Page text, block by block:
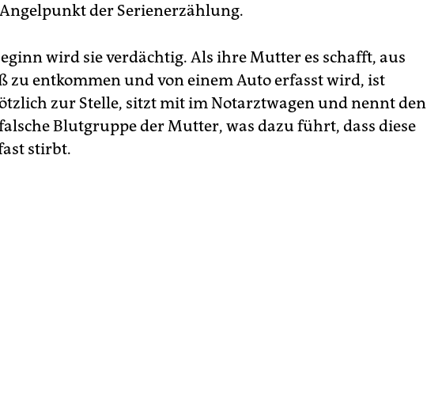
der Serienerzählung.
wird sie verdächtig. Als ihre Mutter es schafft, aus
zu entkommen und von einem Auto erfasst wird, ist
zur Stelle, sitzt mit im Notarztwagen und nennt den
Blutgruppe der Mutter, was dazu führt, dass diese
stirbt.